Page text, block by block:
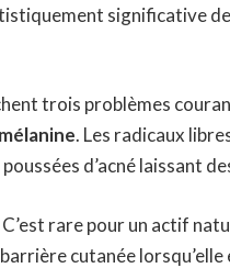
significative
trois problèmes
. Les radicaux
d’acné laissant
rare pour un actif
cutanée